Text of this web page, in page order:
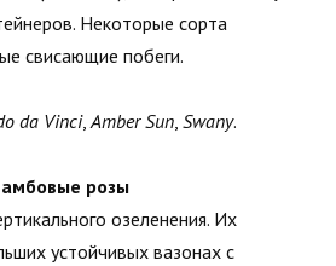
Некоторые сорта
свисающие побеги.
da Vinci, Amber Sun Swany.
розы
озеленения. Их
устойчивых вазонах с